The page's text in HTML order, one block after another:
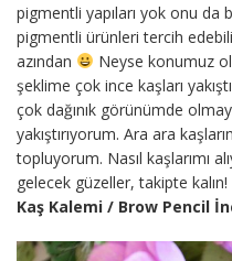
pigmentli yapıları yok onu da
pigmentli ürünleri tercih
azından
Neyse konumuz
şeklime çok ince kaşları
çok dağınık görünümde
yakıştırıyorum. Ara ara
topluyorum. Nasıl kaşlarımı
gelecek güzeller, takipte
Kaş Kalemi / Brow Pencil